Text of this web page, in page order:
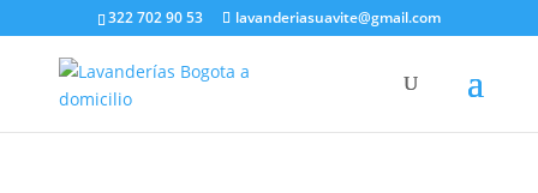
322 702 90 53 lavanderiasuavite@gmail.com